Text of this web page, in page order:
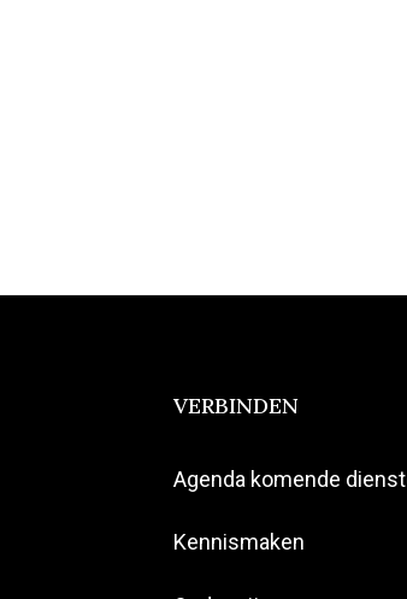
VERBINDEN
Agenda komende
Kennismaken